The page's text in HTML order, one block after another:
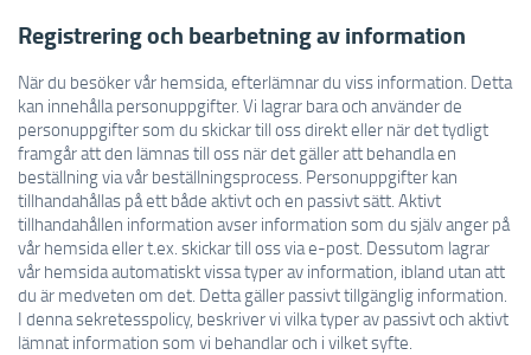
Registrering och bearbetning av information
När du besöker vår hemsida, efterlämnar du viss information. Detta
kan innehålla personuppgifter. Vi lagrar bara och använder de
personuppgifter som du skickar till oss direkt eller när det tydligt
framgår att den lämnas till oss när det gäller att behandla en
beställning via vår beställningsprocess. Personuppgifter kan
tillhandahållas på ett både aktivt och en passivt sätt. Aktivt
tillhandahållen information avser information som du själv anger på
vår hemsida eller t.ex. skickar till oss via e-post. Dessutom lagrar
vår hemsida automatiskt vissa typer av information, ibland utan att
du är medveten om det. Detta gäller passivt tillgänglig information.
I denna sekretesspolicy, beskriver vi vilka typer av passivt och aktivt
lämnat information som vi behandlar och i vilket syfte.